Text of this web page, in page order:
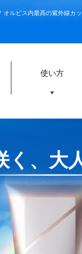
オルビス内最高の紫外線カ
使い方
▼
く、大